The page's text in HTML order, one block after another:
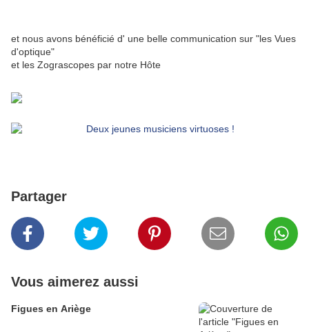
et nous avons bénéficié d' une belle communication sur "les Vues
d'optique"
et les Zograscopes par notre Hôte
Partager
Vous aimerez aussi
Figues en Ariège